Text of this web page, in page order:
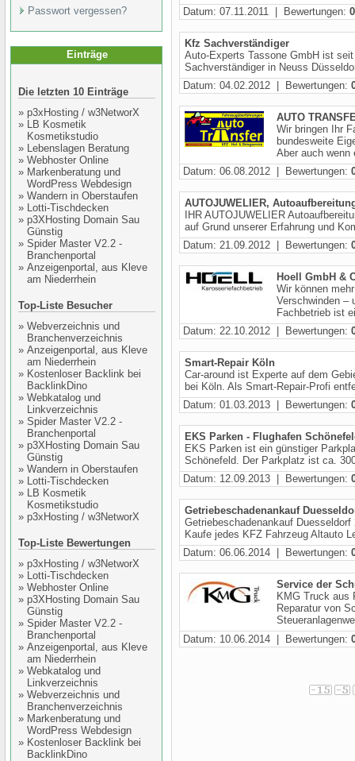
Passwort vergessen?
Einträge
Die letzten 10 Einträge
» p3xHosting / w3NetworX
» LB Kosmetik
Kosmetikstudio
» Lebenslagen Beratung
» Webhoster Online
» Markenberatung und
WordPress Webdesign
» Wandern in Oberstaufen
» Lotti-Tischdecken
» p3XHosting Domain Sau
Günstig
» Spider Master V2.2 -
Branchenportal
» Anzeigenportal, aus Kleve
am Niederrhein
Top-Liste Besucher
» Webverzeichnis und
Branchenverzeichnis
» Anzeigenportal, aus Kleve
am Niederrhein
» Kostenloser Backlink bei
BacklinkDino
» Webkatalog und
Linkverzeichnis
» Spider Master V2.2 -
Branchenportal
» p3XHosting Domain Sau
Günstig
» Wandern in Oberstaufen
» Lotti-Tischdecken
» LB Kosmetik
Kosmetikstudio
» p3xHosting / w3NetworX
Top-Liste Bewertungen
» p3xHosting / w3NetworX
» Lotti-Tischdecken
» Webhoster Online
» p3XHosting Domain Sau
Günstig
» Spider Master V2.2 -
Branchenportal
» Anzeigenportal, aus Kleve
am Niederrhein
» Webkatalog und
Linkverzeichnis
» Webverzeichnis und
Branchenverzeichnis
» Markenberatung und
WordPress Webdesign
» Kostenloser Backlink bei
BacklinkDino
Datum: 07.11.2011 | Bewertungen: 0
Kfz Sachverständiger
Auto-Experts Tassone GmbH ist
Sachverständiger in Neuss
Datum: 04.02.2012 | Bewertungen:
AUTO
Wir bringen Ihr
bundesweite
Aber auch wenn
Datum: 06.08.2012 | Bewertungen:
AUTOJUWELIER,
IHR AUTOJUWELIER
auf Grund unserer Erfahrung und
Datum: 21.09.2012 | Bewertungen:
Hoell GmbH &
Wir können
Verschwinden –
Fachbetrieb ist
Datum: 22.10.2012 | Bewertungen:
Smart-Repair Köln
Car-around ist Experte auf dem
bei Köln. Als Smart-Repair-Profi
Datum: 01.03.2013 | Bewertungen:
EKS Parken - Flughafen
EKS Parken ist ein günstiger
Schönefeld. Der Parkplatz ist ca.
Datum: 12.09.2013 | Bewertungen:
Getriebeschadenankauf
Getriebeschadenankauf
Kaufe jedes KFZ Fahrzeug Altauto
Datum: 06.06.2014 | Bewertungen:
Service der
KMG Truck aus
Reparatur von
Datum: 10.06.2014 | Bewertungen: